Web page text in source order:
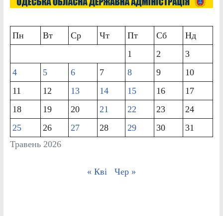
Травень 2026
Пн Вт Ср Чт Пт Сб
Нд
1
2
3
4
5 6 7 8 9
10
11
12 13 14 15 16
17
18
19 20 21 22 23
24
25
26 27 28 29 30 31
« Кві Чер »